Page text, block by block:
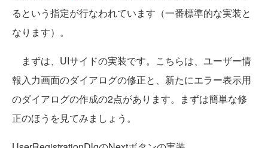
るという指定が行なわれています（一番標準的な実装と
なります）。
まずは、UIサイドの実装です。こちらは、ユーザー情
報入力画面のダイアログの修正と、新たにエラー表示用
のダイアログの作成の2点があります。まずは簡単な修
正のほうを見てみましょう。